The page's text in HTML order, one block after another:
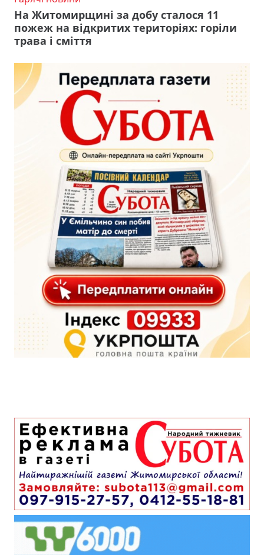
На Житомирщині за добу сталося 11
пожеж на відкритих територіях: горіли
трава і сміття